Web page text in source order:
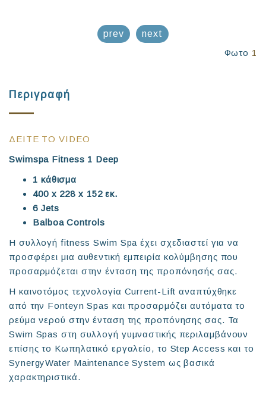
prev
next
Φωτο 1
Περιγραφή
ΔΕΙΤΕ ΤΟ VIDEO
Swimspa Fitness 1 Deep
1 κάθισμα
400 x 228x 152 εκ.
6 Jets
Balboa Controls
Η συλλογή fitness Swim Spa έχει σχεδιαστεί για να
προσφέρει μια αυθεντική εμπειρία κολύμβησης που
προσαρμόζεται στην ένταση της προπόνησής σας.
Η καινοτόμος τεχνολογία Current-Lift αναπτύχθηκε
από την Fonteyn Spas και προσαρμόζει αυτόματα το
ρεύμα νερού στην ένταση της προπόνησης σας. Τα
Swim Spas στη συλλογή γυμναστικής περιλαμβάνουν
επίσης το Κωπηλατικό εργαλείο, το Step Access και το
SynergyWater Maintenance System ως βασικά
χαρακτηριστικά.